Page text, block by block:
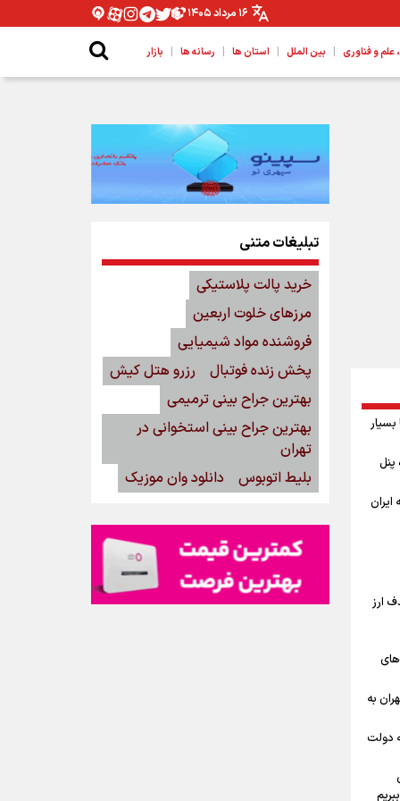
۱۶ مرداد ۱۴۰۵
و فناوری | بین الملل | استان ها | رسانه ها | بازار
پنل
ایران
ارز
به
دولت
تبلیغات متنی
خرید پالت پلاستیکی
مرزهای خلوت اربعین
فروشنده مواد شیمیایی
پخش زنده فوتبال
رزرو هتل کیش
بهترین جراح بینی ترمیمی
بهترین جراح بینی استخوانی در
تهران
بلیط اتوبوس
دانلود وان موزیک